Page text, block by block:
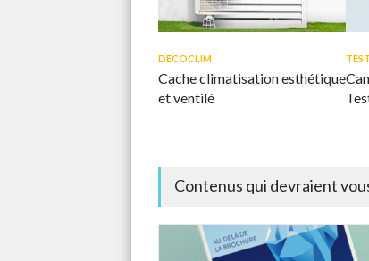
DECOCLIM
Cache climatisation esthétique
et ventilé
Contenus qui devraient